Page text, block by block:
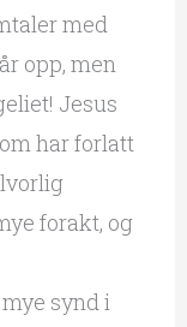
med
opp, men
Jesus
har forlatt
forakt, og
synd i